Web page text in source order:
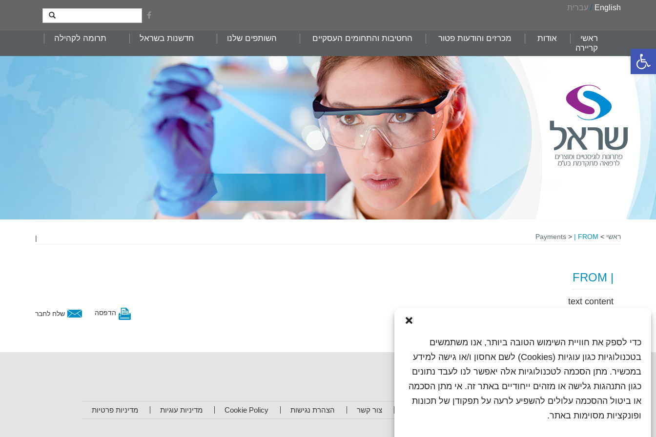
פתח סרגל נגישות
כדי לספק את חוויית השימוש הטובה ביותר, אנו משתמשים
בטכנולוגיות כגון עוגיות (Cookies) לשם אחסון ו/או גישה למידע
במכשיר. מתן הסכמה לטכנולוגיות אלה יאפשר לנו לעבד נתונים
כגון התנהגות גלישה או מזהים ייחודיים באתר זה. אי מתן הסכמה
או ביטול ההסכמה עלולים להשפיע לרעה על תפקודן של תכונות
ופונקציות מסוימות באתר.
English
/ עברית
ראשי אודות מכרזים והודעות פטור החטיבות והתחומים העסקיים השותפים שלנו חדשנות בשראל
תרומה לקהילה
קריירה
ראשי >
Payments > | FROM
|
| FROM
text content
שלח לחבר הדפסה
צור קשר הצהרת נגישות Cookie Policy מדיניות עוגיות מדיניות פרטיות